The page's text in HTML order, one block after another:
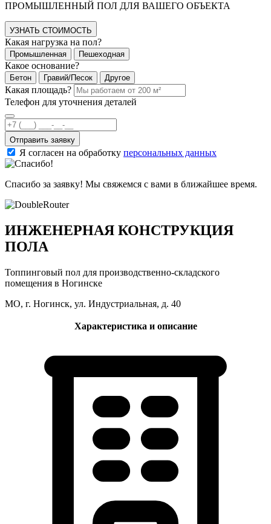
ПРОМЫШЛЕННЫЙ ПОЛ ДЛЯ ВАШЕГО ОБЪЕКТА
УЗНАТЬ СТОИМОСТЬ
Какая нагрузка на пол?
Промышленная Пешеходная
Какое основание?
Бетон Гравий/Песок Другое
Какая площадь?
Телефон для уточнения деталей
Отправить заявку
Я согласен на обработку персональных данных
Спасибо за заявку! Мы свяжемся с вами в ближайшее время.
ИНЖЕНЕРНАЯ КОНСТРУКЦИЯ
ПОЛА
Топпинговый пол для производственно-складского
помещения в Ногинске
МО, г. Ногинск, ул. Индустриальная, д. 40
Характеристика и описание